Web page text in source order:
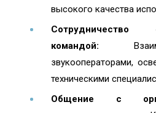
высокого качества
Сотрудничество
командой:
звукооператорами,
техническими
Общение с